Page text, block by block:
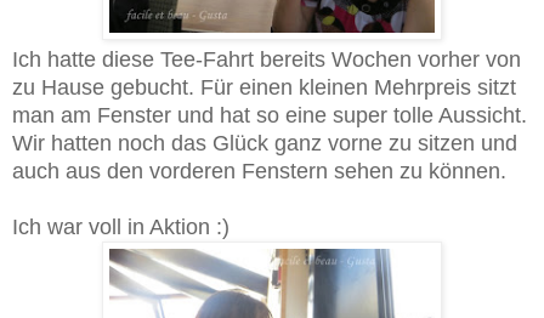
Ich hatte diese Tee-Fahrt bereits Wochen vorher von
zu Hause gebucht. Für einen kleinen Mehrpreis sitzt
man am Fenster und hat so eine super tolle Aussicht.
Wir hatten noch das Glück ganz vorne zu sitzen und
auch aus den vorderen Fenstern sehen zu können.
Ich war voll in Aktion :)